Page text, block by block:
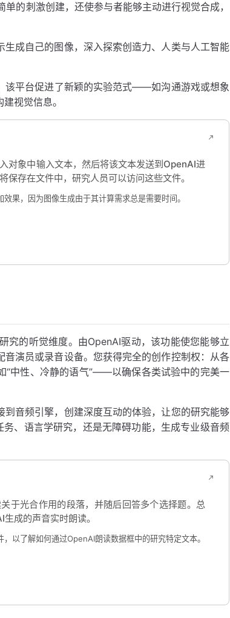
的刺激创建，还使参与者能够主动进行视觉合成，
成自己的图像，深入探索创造力、人类与人工智能
该平台促进了新颖的实验范式——如沟通游戏或想象
视觉信息。
对象中输入文本，然后将该文本发送到OpenAI进
保存在文件中，研究人员可以访问这些文件。
果，因为图像生成由于其计算需求总是需要时间。
究的听觉维度。由OpenAI驱动，该功能使您能够立
演员或录音设备。您获得完全的创作控制权：从各
中性、冷静的语气”——以确保各类试验中的完美一
音频引擎，创建深度互动的体验，让您的研究能够
、语言学研究，还是无障碍功能，生成专业级音频
于光合作用的段落，并随后回答多个选择题。总
成的声音实时朗读。
以了解如何通过OpenAI朗读数据框中的研究特定文本。